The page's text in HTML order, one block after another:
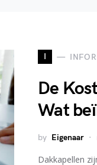
I
De
Wat
by Eigenaar
Dakkapellen